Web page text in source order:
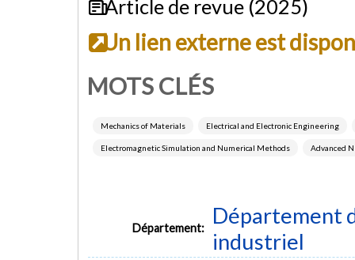
Article de revue (2025)
Un lien externe est
MOTS CLÉS
Mechanics of Materials Electrical and Electronic Engineering
Electromagnetic Simulation and Numerical Methods Advanced
Département:
Département
industriel